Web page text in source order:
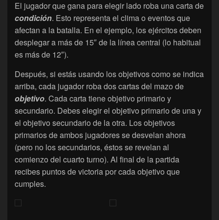
El jugador que gana para elegir lado roba una carta de
condición. Esto representa el clima o eventos que
afectan a la batalla. En el ejemplo, los ejércitos deben
desplegar a más de 15″ de la línea central (lo habitual
es más de 12″).
Después, si estás usando los objetivos como se indica
arriba, cada jugador roba dos cartas del mazo de
objetivo. Cada carta tiene objetivo primario y
secundario. Debes elegir el objetivo primario de una y
el objetivo secundario de la otra. Los objetivos
primarios de ambos jugadores se desvelan ahora
(pero no los secundarios, éstos se revelan al
comienzo del cuarto turno). Al final de la partida
recibes puntos de victoria por cada objetivo que
cumples.